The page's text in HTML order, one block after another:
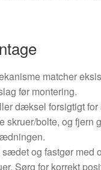
matcher
før montering.
dæksel forsigtigt for
skruer/bolte, og fjern
og fastgør med
Sørg for korrekt